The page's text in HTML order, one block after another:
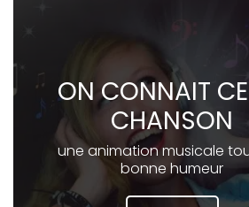
ON CONNAIT
CHANSON
une animation musicale
bonne humeur